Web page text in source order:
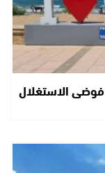
فوضى الاستغلال